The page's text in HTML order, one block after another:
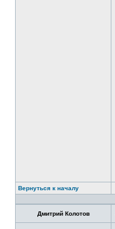
Вернуться к началу
Дмитрий Колотов